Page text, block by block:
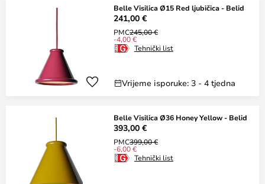
Belle Visilica Ø15 Red ljubičica - Belid
241,00 €
PMC245,00 €
-4,00 €
Tehnički list
Vrijeme isporuke: 3 - 4 tjedna
Belle Visilica Ø36 Honey Yellow - Belid
393,00 €
PMC399,00 €
-6,00 €
Tehnički list